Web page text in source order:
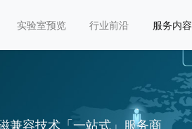
实验室预览 行业前沿 服务内容
兼容技术「一站式」服务商